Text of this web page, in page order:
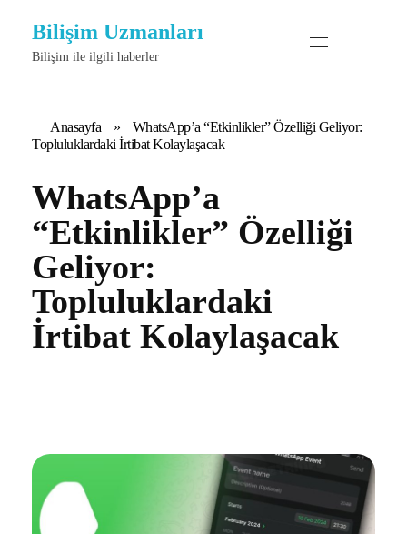
Bilişim Uzmanları
Bilişim ile ilgili haberler
Anasayfa »
WhatsApp’a “Etkinlikler” Özelliği Geliyor:
Topluluklardaki İrtibat Kolaylaşacak
WhatsApp’a
“Etkinlikler” Özelliği
Geliyor:
Topluluklardaki
İrtibat Kolaylaşacak